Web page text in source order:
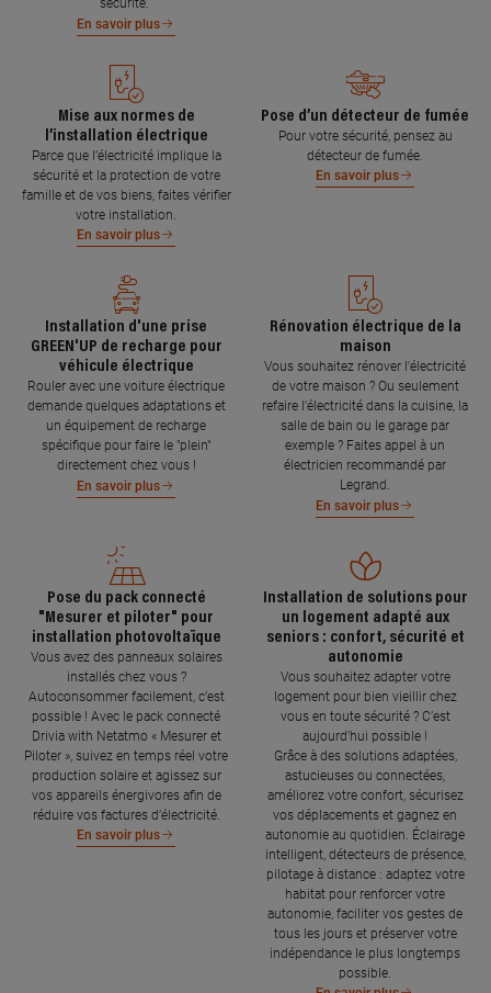
sécurité.
En savoir plus
Mise aux normes de
l’installation électrique
Parce que l’électricité implique la
sécurité et la protection de votre
famille et de vos biens, faites vérifier
votre installation.
En savoir plus
Pose d’un détecteur de fumée
Pour votre sécurité, pensez au
détecteur de fumée.
En savoir plus
Installation d'une prise
GREEN'UP de recharge pour
véhicule électrique
Rouler avec une voiture électrique
demande quelques adaptations et
un équipement de recharge
spécifique pour faire le "plein"
directement chez vous !
En savoir plus
Rénovation électrique de la
maison
Vous souhaitez rénover l'électricité
de votre maison ? Ou seulement
refaire l'électricité dans la cuisine, la
salle de bain ou le garage par
exemple ? Faites appel à un
électricien recommandé par
Legrand.
En savoir plus
Pose du pack connecté
"Mesurer et piloter" pour
installation photovoltaïque
Vous avez des panneaux solaires
installés chez vous ?
Autoconsommer facilement, c’est
possible ! Avec le pack connecté
Drivia with Netatmo « Mesurer et
Piloter », suivez en temps réel votre
production solaire et agissez sur
vos appareils énergivores afin de
réduire vos factures d’électricité.
En savoir plus
Installation de solutions pour
un logement adapté aux
seniors : confort, sécurité et
autonomie
Vous souhaitez adapter votre
logement pour bien vieillir chez
vous en toute sécurité ? C’est
aujourd’hui possible !
Grâce à des solutions adaptées,
astucieuses ou connectées,
améliorez votre confort, sécurisez
vos déplacements et gagnez en
autonomie au quotidien. Éclairage
intelligent, détecteurs de présence,
pilotage à distance : adaptez votre
habitat pour renforcer votre
autonomie, faciliter vos gestes de
tous les jours et préserver votre
indépendance le plus longtemps
possible.